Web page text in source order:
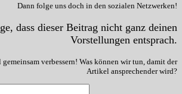
Dann folge uns doch in den sozialen Netzwerken!
dass dieser Beitrag nicht ganz deinen
Vorstellungen entsprach.
verbessern! Was können wir tun, damit der
Artikel ansprechender wird?